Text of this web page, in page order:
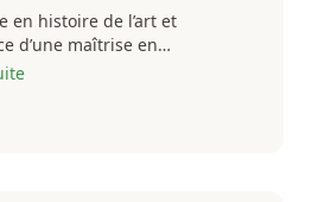
en histoire de l’art et
d’une maîtrise en
Émilie gravite dans
depuis près de deux